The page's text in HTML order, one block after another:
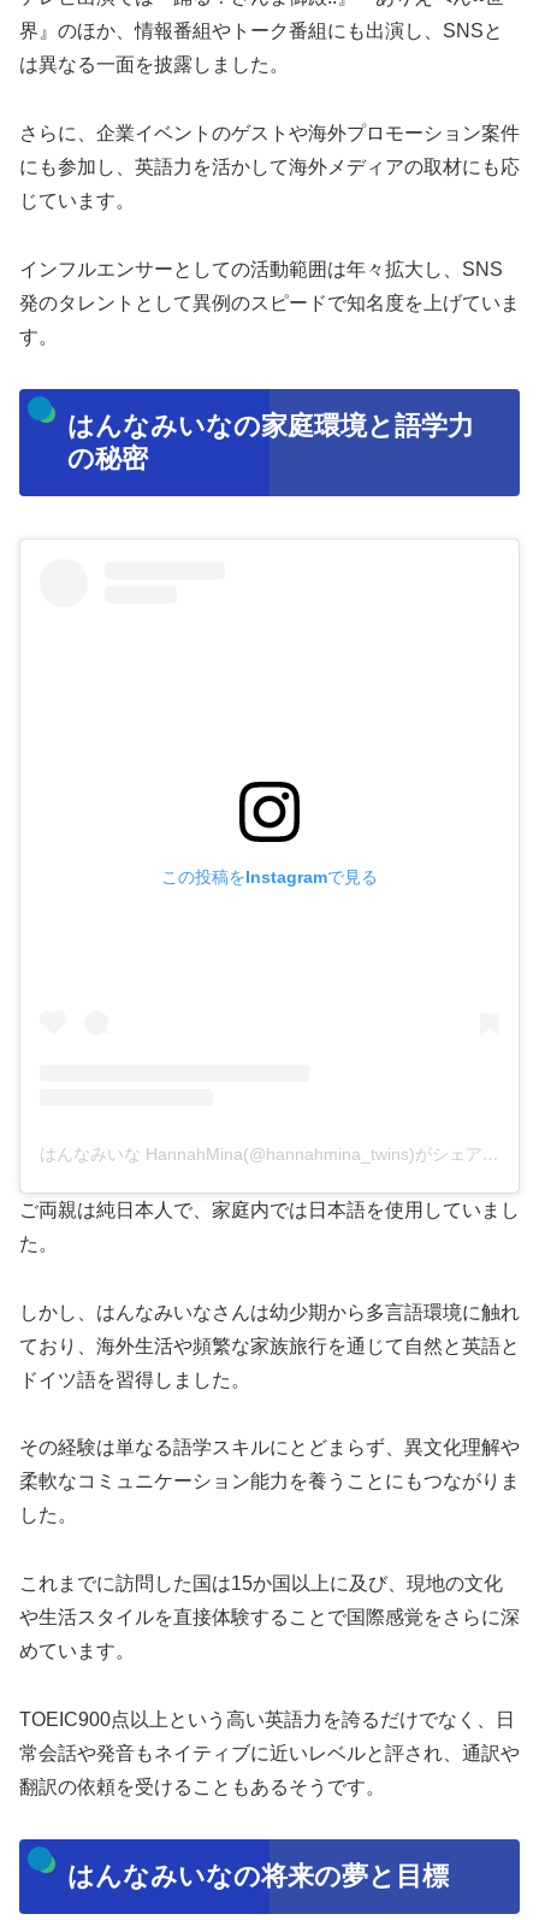
界』のほか、情報番組やトーク番組にも出演し、SNSと
は異なる一面を披露しました。
さらに、企業イベントのゲストや海外プロモーション案件
にも参加し、英語力を活かして海外メディアの取材にも応
じています。
インフルエンサーとしての活動範囲は年々拡大し、SNS
発のタレントとして異例のスピードで知名度を上げていま
す。
はんなみいなの家庭環境と語学力
の秘密
この投稿をInstagramで見る
はんなみいな HannahMina(@hannahmina_twins)がシェアした投稿
ご両親は純日本人で、家庭内では日本語を使用していまし
た。
しかし、はんなみいなさんは幼少期から多言語環境に触れ
ており、海外生活や頻繁な家族旅行を通じて自然と英語と
ドイツ語を習得しました。
その経験は単なる語学スキルにとどまらず、異文化理解や
柔軟なコミュニケーション能力を養うことにもつながりま
した。
これまでに訪問した国は15か国以上に及び、現地の文化
や生活スタイルを直接体験することで国際感覚をさらに深
めています。
TOEIC900点以上という高い英語力を誇るだけでなく、日
常会話や発音もネイティブに近いレベルと評され、通訳や
翻訳の依頼を受けることもあるそうです。
はんなみいなの将来の夢と目標